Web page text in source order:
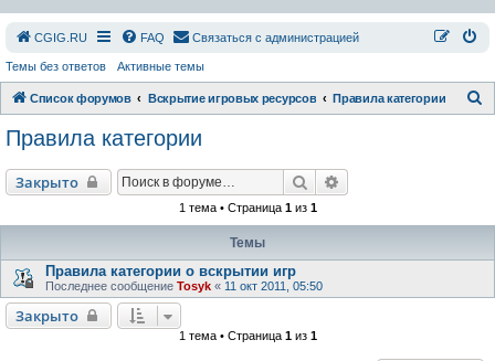
СGIG.RU FAQ Связаться с администрацией
Темы без ответов Активные темы
Список форумов Вскрытие игровых ресурсов Правила категории
Правила категории
Закрыто Поиск
1 тема • Страница 1из 1
Темы
Правила категории о вскрытии игр
Последнее сообщение Tosyk « 11 окт 2011, 05:50
Закрыто
1 тема • Страница 1из 1